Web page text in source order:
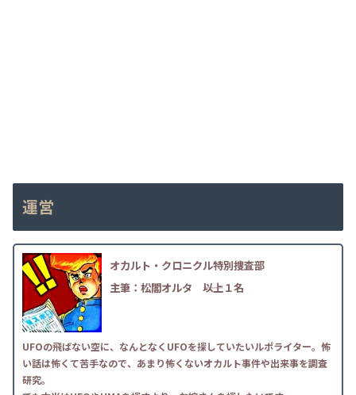
運営
オカルト・クロニクル特別捜査部
主筆：松閣オルタ ――以上１名
UFOの飛ばない空に、なんとなくUFOを探していたいルポライター。怖
い話は怖くて苦手なので、あまり怖くないオカルト事件や出来事を調査
研究。